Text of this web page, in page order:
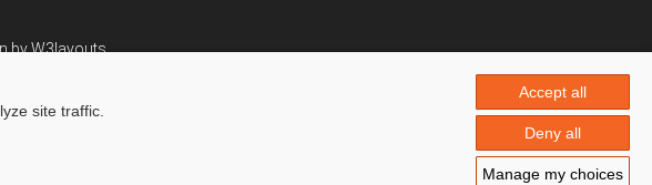
byW3layouts.
site traffic.
Accept all
Deny all
Manage my choices